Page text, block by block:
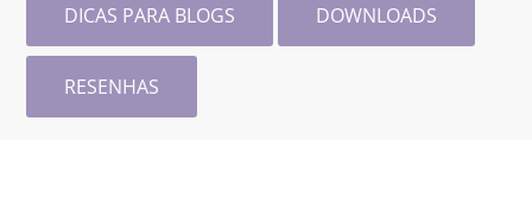
DICAS PARA BLOGS DOWNLOADS
RESENHAS